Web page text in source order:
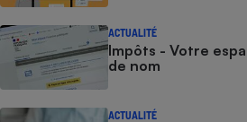
ACTUALITÉ
Impôts - Votre
de nom
ACTUALITÉ